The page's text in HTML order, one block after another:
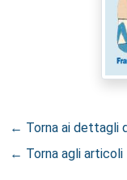
← Torna ai dettagli
← Torna agli articoli